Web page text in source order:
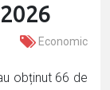
Economic
obținut 66 de